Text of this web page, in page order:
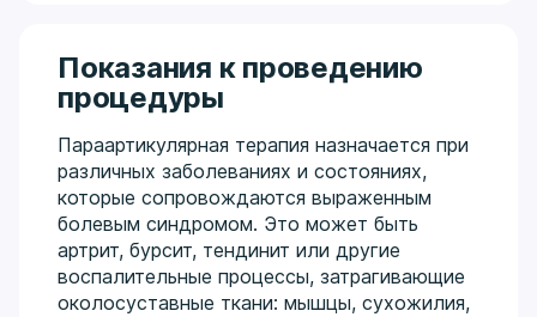
Показания к проведению
процедуры
Параартикулярная терапия назначается при
различных заболеваниях и состояниях,
которые сопровождаются выраженным
болевым синдромом. Это может быть
артрит, бурсит, тендинит или другие
воспалительные процессы, затрагивающие
околосуставные ткани: мышцы, сухожилия,